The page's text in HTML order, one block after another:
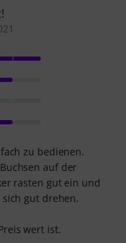
zu bedienen.
auf der
rasten gut ein und
gut drehen.
wert ist.